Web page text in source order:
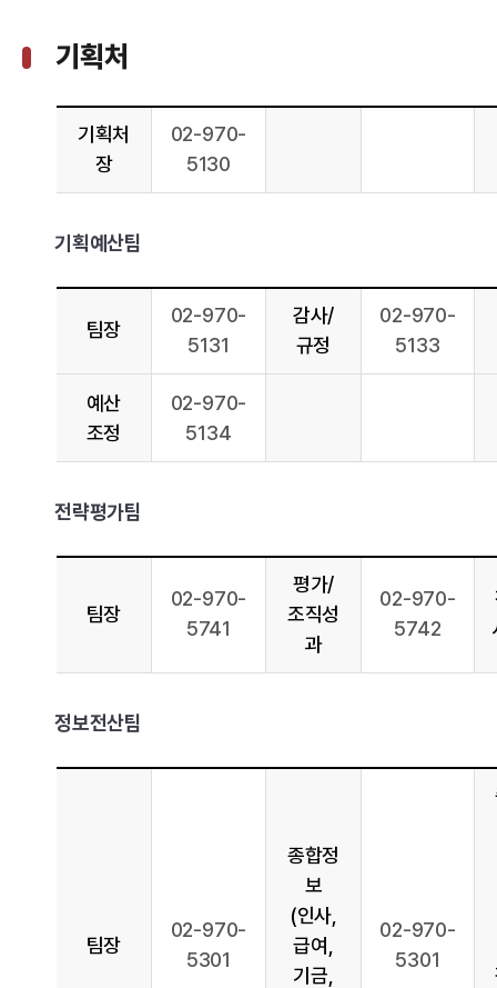
기획처
기획처
장
02-970-
5130
기획예산팀
팀장
02-970-
5131
감사/
규정
02-970-
5133
예산
조정
02-970-
5134
전략평가팀
팀장
02-970-
5741
평가/
조직성
과
02-970-
5742
정보전산팀
팀장
02-970-
5301
종합정
보
(인사,
급여,
기금,
02-970-
5301